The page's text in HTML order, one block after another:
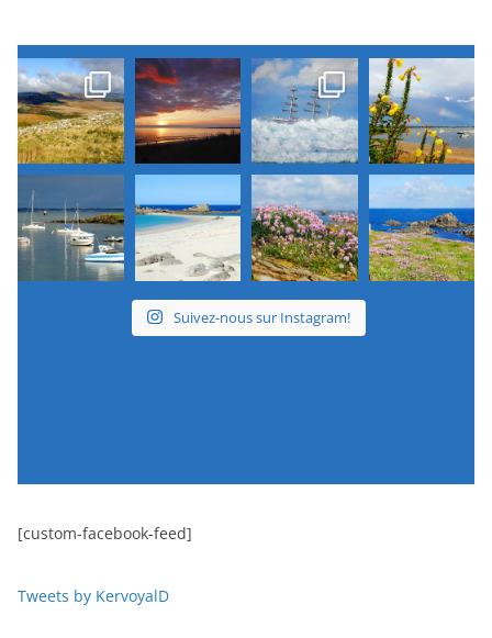
Suivez-nous sur Instagram!
[custom-facebook-feed]
Tweets by KervoyalD